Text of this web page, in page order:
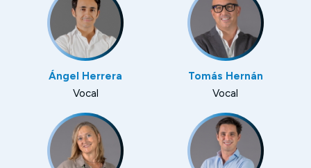
Ángel Herrera
Vocal
Tomás Hernán
Vocal